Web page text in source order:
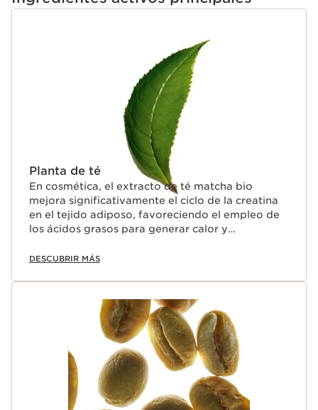
Planta de té
En cosmética, el extracto de té matcha bio
mejora significativamente el ciclo de la creatina
en el tejido adiposo, favoreciendo el empleo de
los ácidos grasos para generar calor y
DESCUBRIR MÁS